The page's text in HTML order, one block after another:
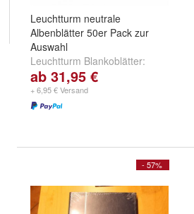
Leuchtturm neutrale
Albenblätter 50er Pack zur
Auswahl
Leuchtturm Blankoblätter:
334112 mit schwarzer
Randlinie,zartgraues Netz,
grauer Rand 304004
ab 31,95 €
+ 6,95 € Versand
- 57%